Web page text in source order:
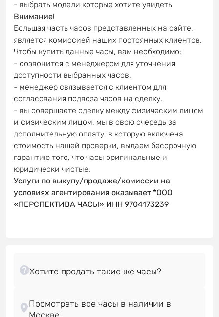
- выбрать модели которые хотите увидеть
Внимание!
Большая часть часов представленных на сайте,
является комиссией наших постоянных клиентов.
Чтобы купить данные часы, вам необходимо:
- созвонится с менеджером для уточнения
доступности выбранных часов,
- менеджер связывается с клиентом для
согласования подвоза часов на сделку,
- вы совершаете сделку между физическим лицом
и физическим лицом, мы в свою очередь за
дополнительную оплату, в которую включена
стоимость нашей проверки, выдаем бессрочную
гарантию того, что часы оригинальные и
юридически чистые.
Услуги по выкупу/продаже/комиссии на
условиях агентирования оказывает *ООО
«ПЕРСПЕКТИВА ЧАСЫ» ИНН 9704173239
Посмотреть все часы в наличии в